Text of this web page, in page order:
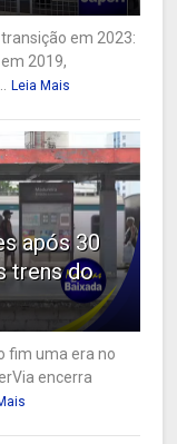
em 2023:
2019,
Leia Mais
após 30
trens do
fim uma era no
encerra